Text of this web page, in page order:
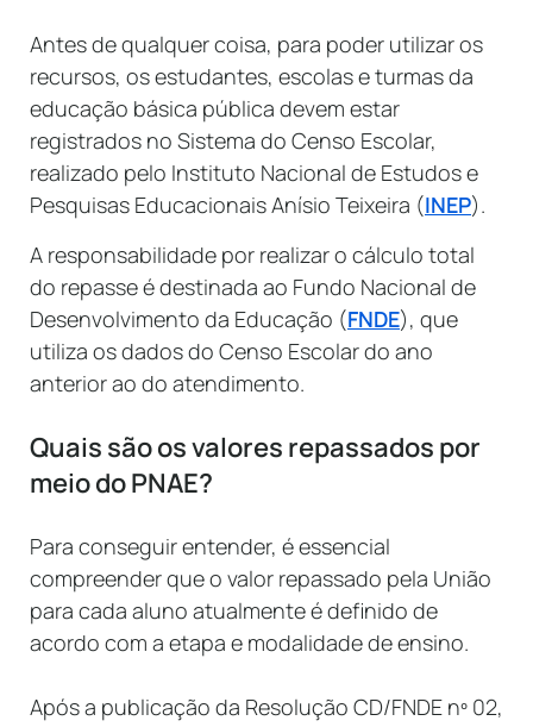
Antes de qualquer coisa, para poder utilizar os
recursos, os estudantes, escolas e turmas da
educação básica pública devem estar
registrados no Sistema do Censo Escolar,
realizado pelo Instituto Nacional de Estudos e
Pesquisas Educacionais Anísio Teixeira (INEP).
A responsabilidade por realizar o cálculo total
do repasse é destinada ao Fundo Nacional de
Desenvolvimento da Educação (FNDE), que
utiliza os dados do Censo Escolar do ano
anterior ao do atendimento.
Quais são os valores repassados por
meio do PNAE?
Para conseguir entender, é essencial
compreender que o valor repassado pela União
para cada aluno atualmente é definido de
acordo com a etapa e modalidade de ensino.
Após a publicação da Resolução CD/FNDE nº 02,